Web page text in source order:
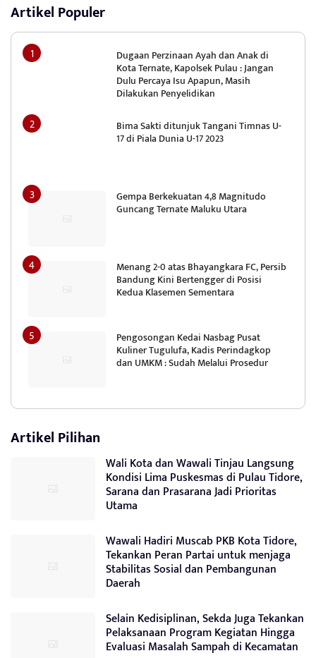
Artikel Populer
Dugaan Perzinaan Ayah dan Anak di
Kota Ternate, Kapolsek Pulau : Jangan
Dulu Percaya Isu Apapun, Masih
Dilakukan Penyelidikan
Bima Sakti ditunjuk Tangani Timnas U-
17 di Piala Dunia U-17 2023
Gempa Berkekuatan 4,8 Magnitudo
Guncang Ternate Maluku Utara
Menang 2-0 atas Bhayangkara FC, Persib
Bandung Kini Bertengger di Posisi
Kedua Klasemen Sementara
Pengosongan Kedai Nasbag Pusat
Kuliner Tugulufa, Kadis Perindagkop
dan UMKM : Sudah Melalui Prosedur
Artikel Pilihan
Wali Kota dan Wawali Tinjau Langsung
Kondisi Lima Puskesmas di Pulau Tidore,
Sarana dan Prasarana Jadi Prioritas
Utama
Wawali Hadiri Muscab PKB Kota Tidore,
Tekankan Peran Partai untuk menjaga
Stabilitas Sosial dan Pembangunan
Daerah
Selain Kedisiplinan, Sekda Juga Tekankan
Pelaksanaan Program Kegiatan Hingga
Evaluasi Masalah Sampah di Kecamatan